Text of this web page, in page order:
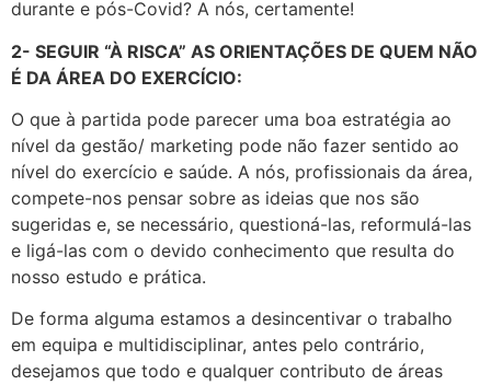
durante e pós-Covid? A nós, certamente!
2- SEGUIR “À RISCA” AS ORIENTAÇÕES DE QUEM NÃO
É DA ÁREA DO EXERCÍCIO:
O que à partida pode parecer uma boa estratégia ao
nível da gestão/ marketing pode não fazer sentido ao
nível do exercício e saúde. A nós, profissionais da área,
compete-nos pensar sobre as ideias que nos são
sugeridas e, se necessário, questioná-las, reformulá-las
e ligá-las com o devido conhecimento que resulta do
nosso estudo e prática.
De forma alguma estamos a desincentivar o trabalho
em equipa e multidisciplinar, antes pelo contrário,
desejamos que todo e qualquer contributo de áreas